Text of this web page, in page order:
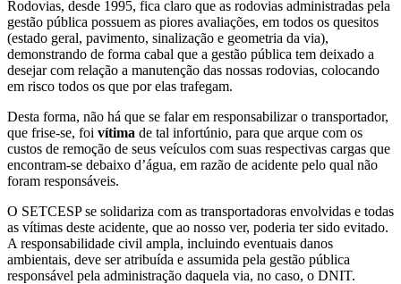
Rodovias, desde 1995, fica claro que as rodovias administradas pela
gestão pública possuem as piores avaliações, em todos os quesitos
(estado geral, pavimento, sinalização e geometria da via),
demonstrando de forma cabal que a gestão pública tem deixado a
desejar com relação a manutenção das nossas rodovias, colocando
em risco todos os que por elas trafegam.
Desta forma, não há que se falar em responsabilizar o transportador,
que frise-se, foi vítima de tal infortúnio, para que arque com os
custos de remoção de seus veículos com suas respectivas cargas que
encontram-se debaixo d’água, em razão de acidente pelo qual não
foram responsáveis.
O SETCESP se solidariza com as transportadoras envolvidas e todas
as vítimas deste acidente, que ao nosso ver, poderia ter sido evitado.
A responsabilidade civil ampla, incluindo eventuais danos
ambientais, deve ser atribuída e assumida pela gestão pública
responsável pela administração daquela via, no caso, o DNIT.